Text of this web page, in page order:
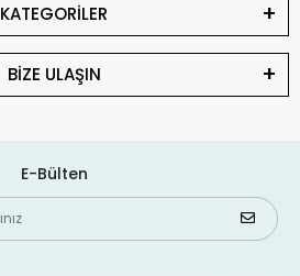
KATEGORİLER
BİZE ULAŞIN
E-Bülten